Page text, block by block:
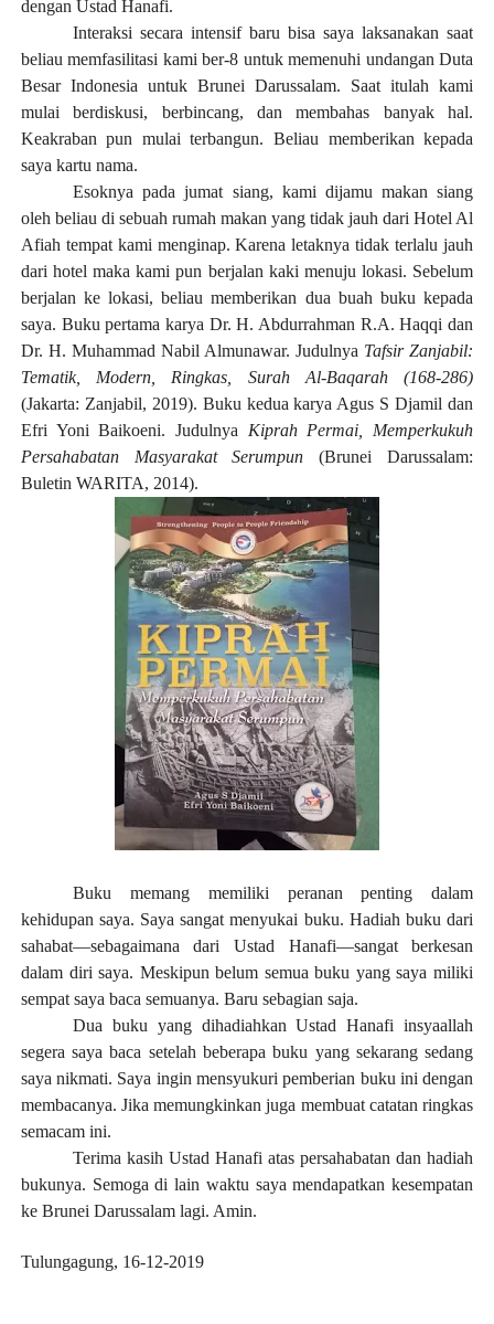
dengan Ustad Hanafi.
Interaksi secara intensif baru bisa saya laksanakan saat
beliau memfasilitasi kami ber-8 untuk memenuhi undangan Duta
Besar Indonesia untuk Brunei Darussalam. Saat itulah kami
mulai berdiskusi, berbincang, dan membahas banyak hal.
Keakraban pun mulai terbangun. Beliau memberikan kepada
saya kartu nama.
Esoknya pada jumat siang, kami dijamu makan siang
oleh beliau di sebuah rumah makan yang tidak jauh dari Hotel Al
Afiah tempat kami menginap. Karena letaknya tidak terlalu jauh
dari hotel maka kami pun berjalan kaki menuju lokasi. Sebelum
berjalan ke lokasi, beliau memberikan dua buah buku kepada
saya. Buku pertama karya Dr. H. Abdurrahman R.A. Haqqi dan
Dr. H. Muhammad Nabil Almunawar. Judulnya Tafsir Zanjabil:
Tematik, Modern, Ringkas, Surah Al-Baqarah (168-286)
(Jakarta: Zanjabil, 2019). Buku kedua karya Agus S Djamil dan
Efri Yoni Baikoeni. Judulnya Kiprah Permai, Memperkukuh
Persahabatan Masyarakat Serumpun(Brunei Darussalam:
Buletin WARITA, 2014).
Buku memang memiliki peranan penting dalam
kehidupan saya. Saya sangat menyukai buku. Hadiah buku dari
sahabat—sebagaimana dari Ustad Hanafi—sangat berkesan
dalam diri saya. Meskipun belum semua buku yang saya miliki
sempat saya baca semuanya. Baru sebagian saja.
Dua buku yang dihadiahkan Ustad Hanafi insyaallah
segera saya baca setelah beberapa buku yang sekarang sedang
saya nikmati. Saya ingin mensyukuri pemberian buku ini dengan
membacanya. Jika memungkinkan juga membuat catatan ringkas
semacam ini.
Terima kasih Ustad Hanafi atas persahabatan dan hadiah
bukunya. Semoga di lain waktu saya mendapatkan kesempatan
ke Brunei Darussalam lagi. Amin.
Tulungagung, 16-12-2019